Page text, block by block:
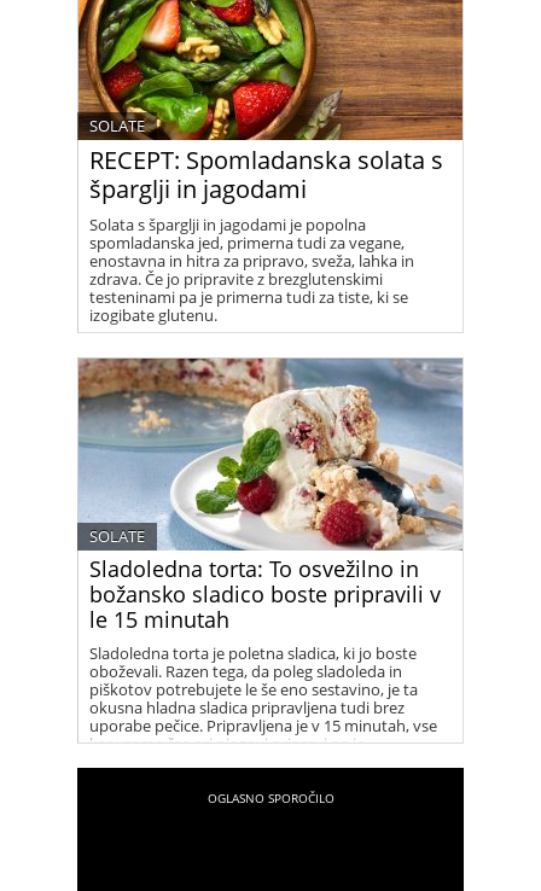
RECEPT: Spomladanska solata s
šparglji in jagodami
SOLATE
Solata s šparglji in jagodami je popolna
spomladanska jed, primerna tudi za vegane,
enostavna in hitra za pripravo, sveža, lahka in
zdrava. Če jo pripravite z brezglutenskimi
testeninami pa je primerna tudi za tiste, ki se
izogibate glutenu.
Sladoledna torta: To osvežilno in
božansko sladico boste pripravili v
le 15 minutah
SOLATE
Sladoledna torta je poletna sladica, ki jo boste
oboževali. Razen tega, da poleg sladoleda in
piškotov potrebujete le še eno sestavino, je ta
okusna hladna sladica pripravljena tudi brez
uporabe pečice. Pripravljena je v 15 minutah, vse
kar vzame čas pri njegovi pripravi pa je